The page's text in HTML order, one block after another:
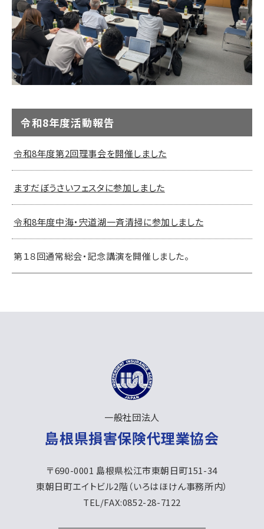
令和8年度活動報告
令和8年度第2回理事会を開催しました
ますだぼうさいフェスタに参加しました
令和8年度中海・宍道湖一斉清掃に参加しました
第１８回通常総会・記念講演を開催しました。
⼀般社団法人
島根県損害保険代理業協会
〒690-0001 島根県松江市東朝日町151-34
東朝日町エイトビル2階（いろはほけん事務所内）
TEL/FAX:0852-28-7122